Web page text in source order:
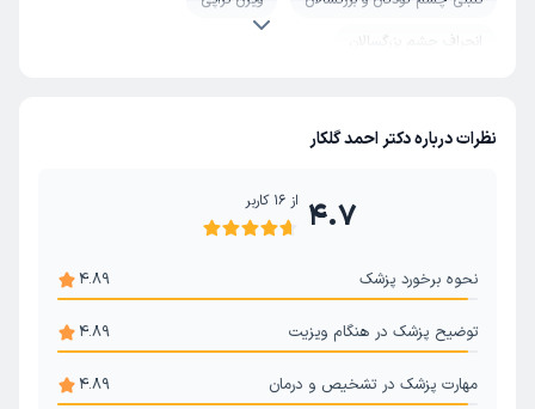
انحراف چشم بزرگسالان
نظرات درباره دکتر احمد گلکار
4.7 از16 کاربر
نحوه برخورد پزشک 4.89
توضیح پزشک در هنگام ویزیت 4.89
مهارت پزشک در تشخیص و درمان 4.89